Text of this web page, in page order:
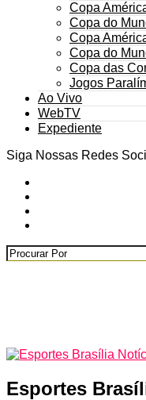
Copa
Copa do
Copa
Copa do
Copa das
Jogos
Ao Vivo
WebTV
Expediente
Siga Nossas Redes
Esportes